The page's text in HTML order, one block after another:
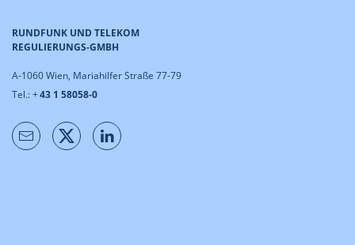
RUNDFUNK UND TELEKOM
REGULIERUNGS-GMBH
A-1060 Wien, Mariahilfer Straße 77-79
Tel.: +43 1 58058-0